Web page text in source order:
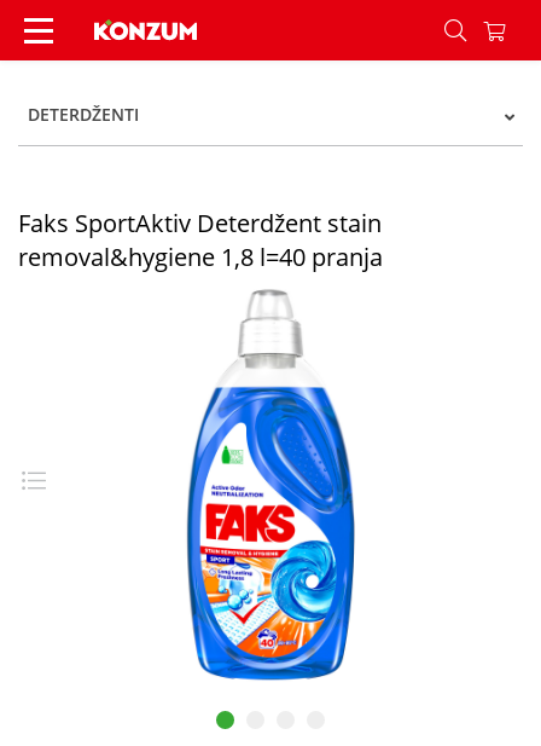
Faks SportAktiv Deterdžent stain
DETERDŽENTI
Faks SportAktiv Deterdžent stain
removal&hygiene 1,8 l=40 pranja